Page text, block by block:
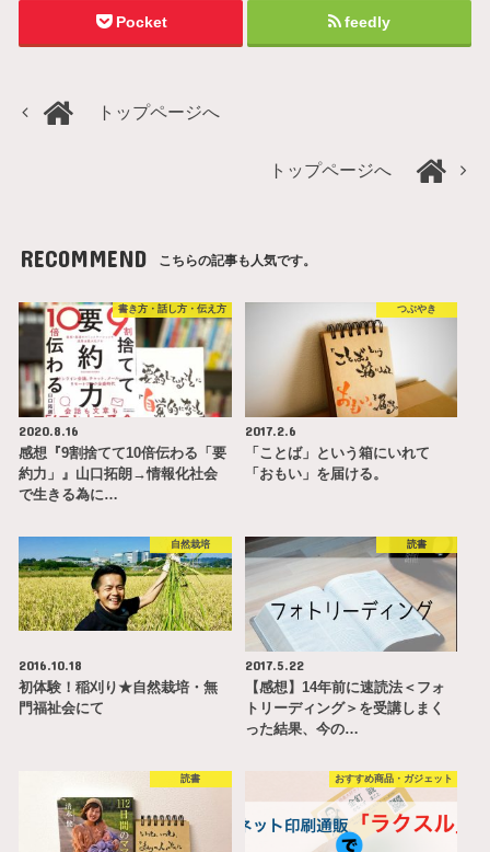
Pocket feedly
トップページへ
トップページへ
RECOMMEND こちらの記事も人気です。
書き方・話し方・伝え方
2020.8.16
感想『9割捨てて10倍伝わる「要
約力」』山口拓朗→情報化社会
で生きる為に…
つぶやき
2017.2.6
「ことば」という箱にいれて
「おもい」を届ける。
自然栽培
2016.10.18
初体験！稲刈り★自然栽培・無
門福祉会にて
読書
2017.5.22
【感想】14年前に速読法＜フォ
トリーディング＞を受講しまく
った結果、今の…
読書 おすすめ商品・ガジェット